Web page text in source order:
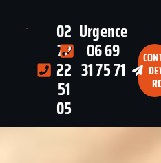
02
72
22
51
05
Urgence
06 69
31 75 71